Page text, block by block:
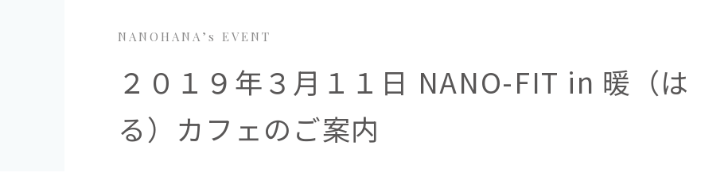
NANOHANA’s EVENT
２０１９年３月１１日 NANO-FIT in 暖（は
る）カフェのご案内